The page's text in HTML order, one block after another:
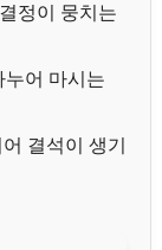
정이 뭉치는
누어 마시는
결석이 생기